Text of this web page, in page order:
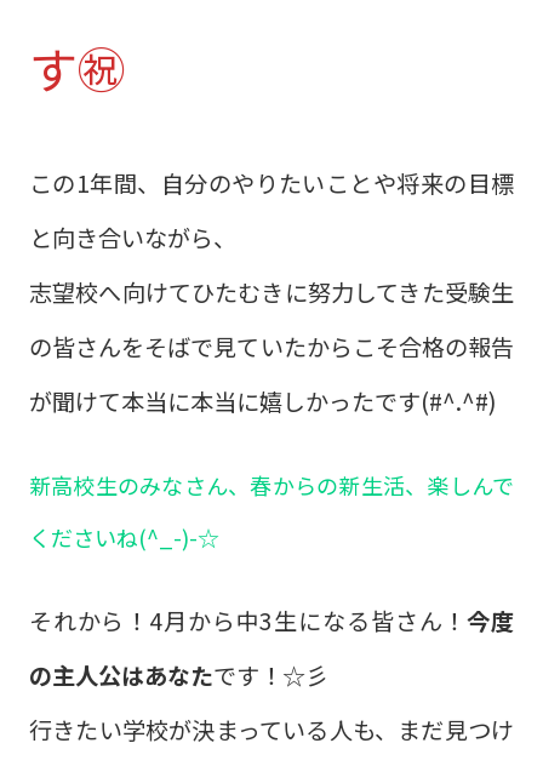
す㊗
この1年間、自分のやりたいことや将来の目標
と向き合いながら、
志望校へ向けてひたむきに努力してきた受験生
の皆さんをそばで見ていたからこそ合格の報告
が聞けて本当に本当に嬉しかったです(#^.^#)
新高校生のみなさん、春からの新生活、楽しんで
くださいね(^_-)-☆
それから！4月から中3生になる皆さん！今度
の主人公はあなたです！☆彡
行きたい学校が決まっている人も、まだ見つけ